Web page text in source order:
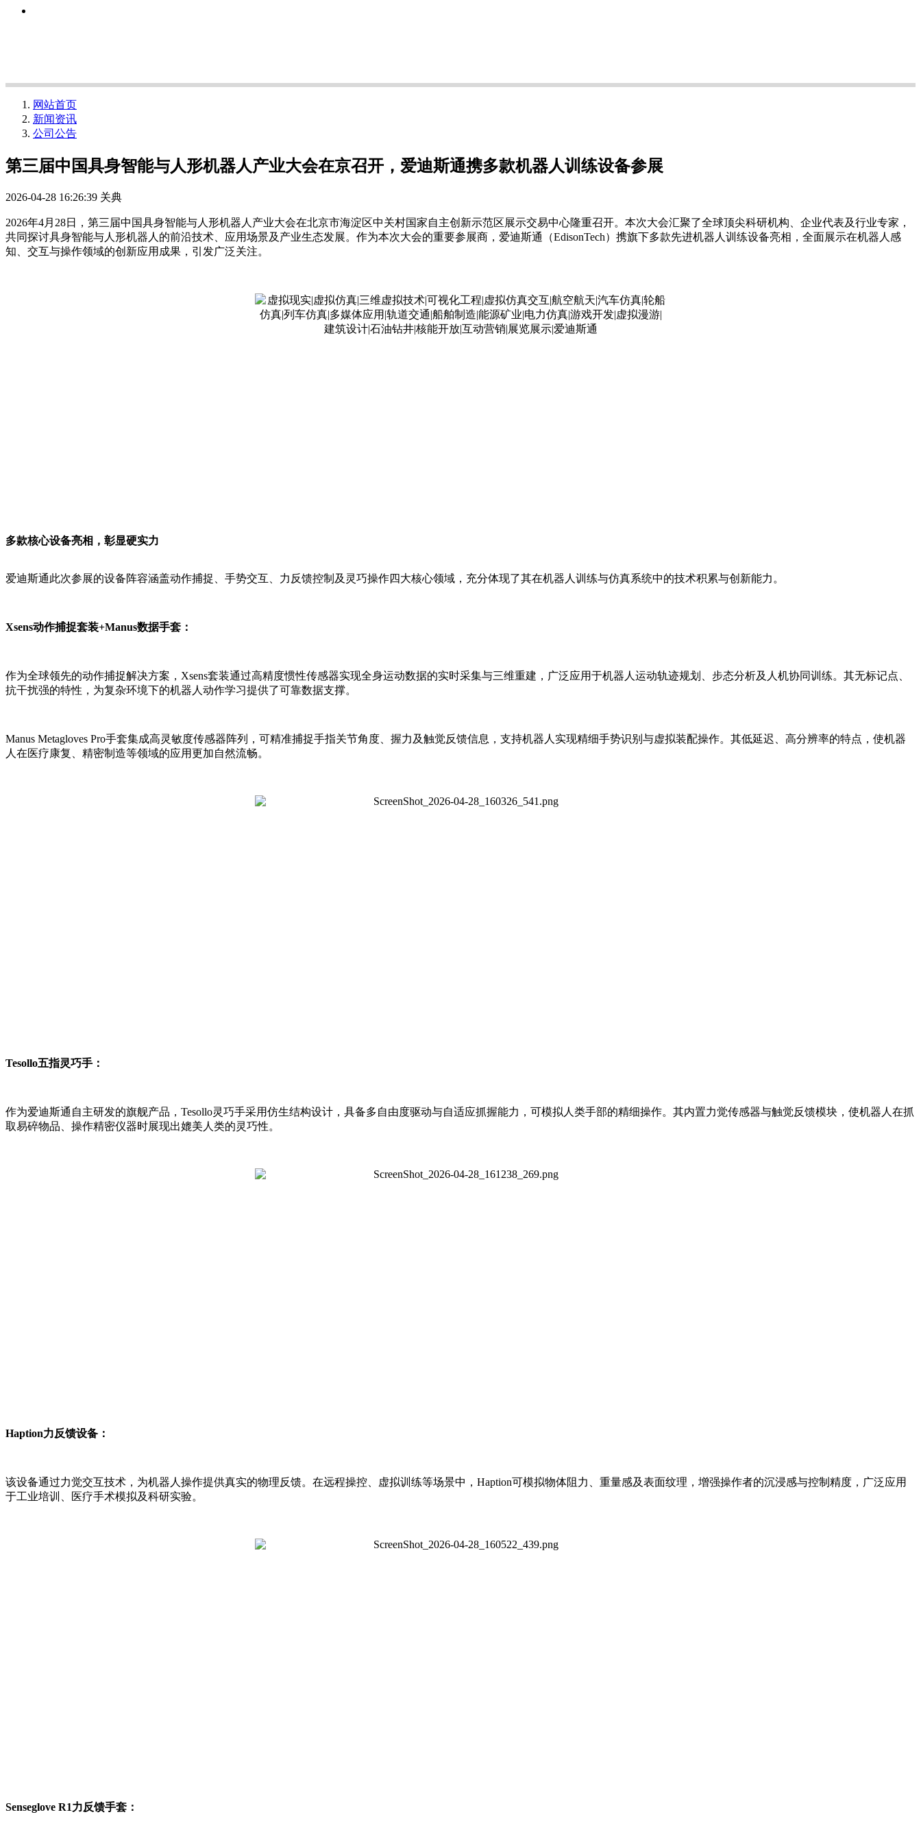
网站首页
新闻资讯
公司公告
第三届中国具身智能与人形机器人产业大会在京召开，爱迪斯通携多款机器人训练设备参展
2026-04-28 16:26:39 关典
2026年4月28日，第三届中国具身智能与人形机器人产业大会在北京市海淀区中关村国家自主创新示范区展示交易中心隆重召开。本次大会汇聚了全球顶尖科研机构、企业代表及行业专家，
共同探讨具身智能与人形机器人的前沿技术、应用场景及产业生态发展。作为本次大会的重要参展商，爱迪斯通（EdisonTech）携旗下多款先进机器人训练设备亮相，全面展示在机器人感
知、交互与操作领域的创新应用成果，引发广泛关注。
多款核心设备亮相，彰显硬实力
爱迪斯通此次参展的设备阵容涵盖动作捕捉、手势交互、力反馈控制及灵巧操作四大核心领域，充分体现了其在机器人训练与仿真系统中的技术积累与创新能力。
Xsens动作捕捉套装+Manus数据手套：
作为全球领先的动作捕捉解决方案，Xsens套装通过高精度惯性传感器实现全身运动数据的实时采集与三维重建，广泛应用于机器人运动轨迹规划、步态分析及人机协同训练。其无标记点、
抗干扰强的特性，为复杂环境下的机器人动作学习提供了可靠数据支撑。
Manus Metagloves Pro手套集成高灵敏度传感器阵列，可精准捕捉手指关节角度、握力及触觉反馈信息，支持机器人实现精细手势识别与虚拟装配操作。其低延迟、高分辨率的特点，使机器
人在医疗康复、精密制造等领域的应用更加自然流畅。
Tesollo五指灵巧手：
作为爱迪斯通自主研发的旗舰产品，Tesollo灵巧手采用仿生结构设计，具备多自由度驱动与自适应抓握能力，可模拟人类手部的精细操作。其内置力觉传感器与触觉反馈模块，使机器人在抓
取易碎物品、操作精密仪器时展现出媲美人类的灵巧性。
Haption力反馈设备：
该设备通过力觉交互技术，为机器人操作提供真实的物理反馈。在远程操控、虚拟训练等场景中，Haption可模拟物体阻力、重量感及表面纹理，增强操作者的沉浸感与控制精度，广泛应用
于工业培训、医疗手术模拟及科研实验。
Senseglove R1力反馈手套：